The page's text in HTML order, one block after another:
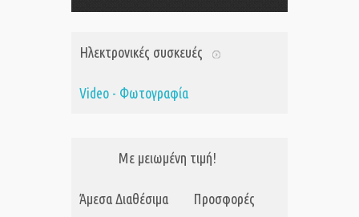
Ηλεκτρονικές συσκευές
Video - Φωτογραφία
Με μειωμένη τιμή!
Άμεσα Διαθέσιμα Προσφορές